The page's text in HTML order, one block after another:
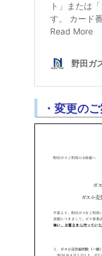
・変更の